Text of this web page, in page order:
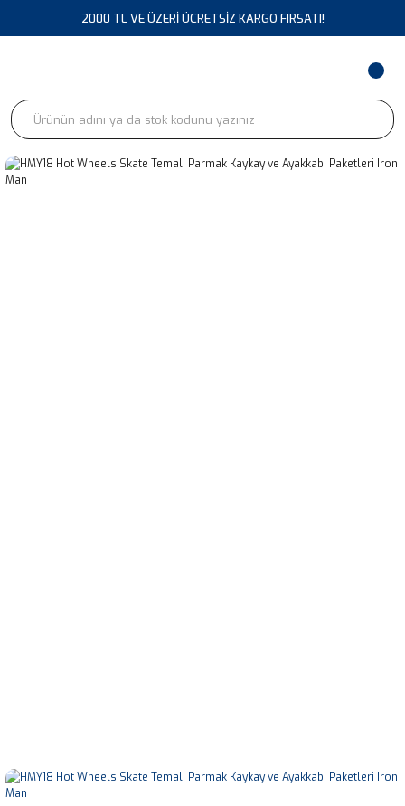
2000 TL VE ÜZERİ ÜCRETSİZ KARGO FIRSATI!